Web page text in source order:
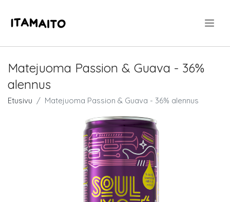
Matejuoma Passion & Guava - 36%
alennus
Etusivu Matejuoma Passion & Guava - 36% alennus